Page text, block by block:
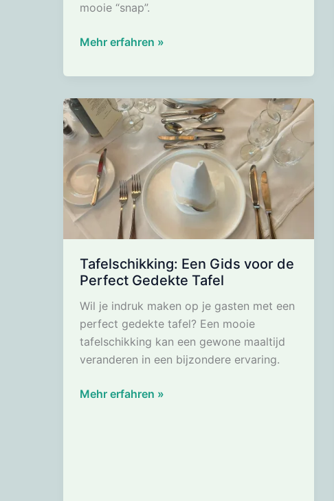
mooie “snap”.
Tempereren
de
microgolf
Mehr erfahren »
Tafelschikking: Een Gids voor de
Perfect Gedekte Tafel
Wil je indruk maken op je gasten met een
perfect gedekte tafel? Een mooie
tafelschikking kan een gewone maaltijd
veranderen in een bijzondere ervaring.
Tafelschikking:
Mehr erfahren »